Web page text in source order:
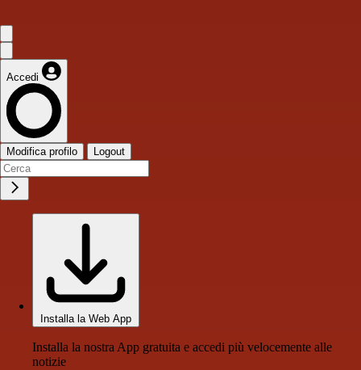
Accedi
Modifica profilo Logout
Installa la Web App
Installa la nostra App gratuita e accedi più velocemente alle
notizie